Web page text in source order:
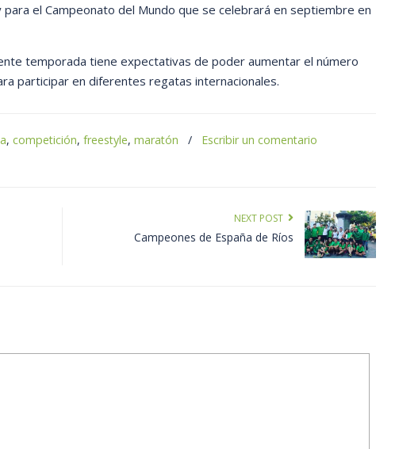
el Campeonato del Mundo que se celebrará en septiembre en
temporada tiene expectativas de poder aumentar el número
participar en diferentes regatas internacionales.
,competición,freestyle,maratón / Escribir un comentario
NEXT POST
Campeones de España de Ríos